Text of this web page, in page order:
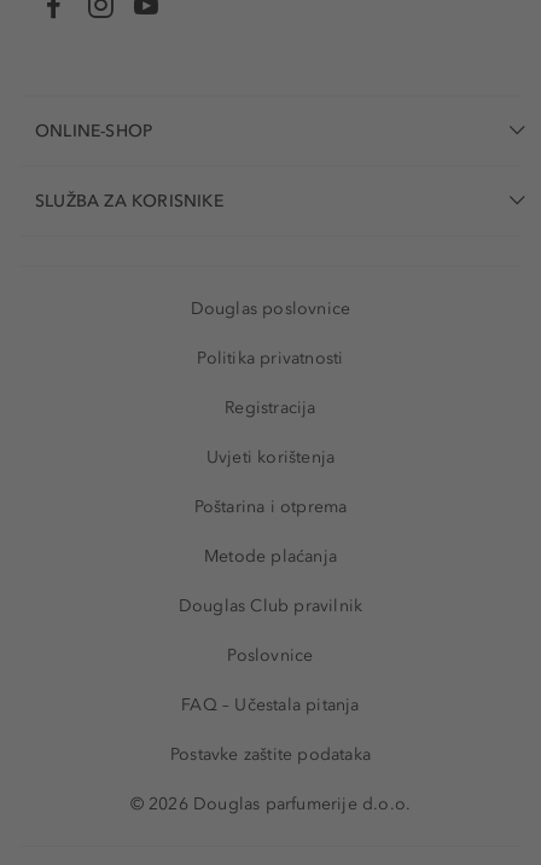
ONLINE-SHOP
SLUŽBA ZA KORISNIKE
Douglas poslovnice
Politika privatnosti
Registracija
Uvjeti korištenja
Poštarina i otprema
Metode plaćanja
Douglas Club pravilnik
Poslovnice
FAQ – Učestala pitanja
Postavke zaštite podataka
© 2026 Douglas parfumerije d.o.o.